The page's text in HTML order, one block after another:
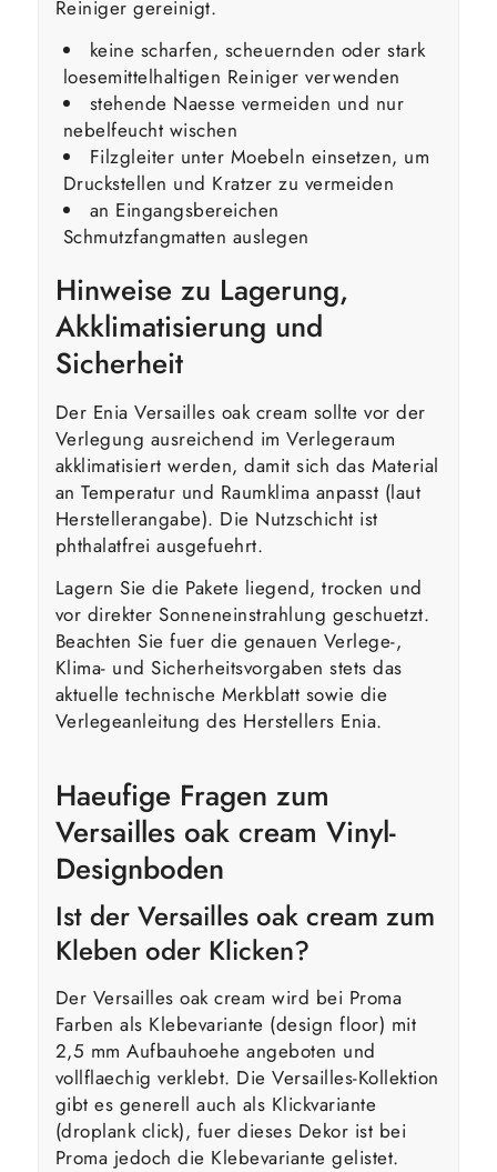
Reiniger gereinigt.
keine scharfen, scheuernden oder stark
loesemittelhaltigen Reiniger verwenden
stehende Naesse vermeiden und nur
nebelfeucht wischen
Filzgleiter unter Moebeln einsetzen, um
Druckstellen und Kratzer zu vermeiden
an Eingangsbereichen
Schmutzfangmatten auslegen
Hinweise zu Lagerung,
Akklimatisierung und
Sicherheit
Der Enia Versailles oak cream sollte vor der
Verlegung ausreichend im Verlegeraum
akklimatisiert werden, damit sich das Material
an Temperatur und Raumklima anpasst (laut
Herstellerangabe). Die Nutzschicht ist
phthalatfrei ausgefuehrt.
Lagern Sie die Pakete liegend, trocken und
vor direkter Sonneneinstrahlung geschuetzt.
Beachten Sie fuer die genauen Verlege-,
Klima- und Sicherheitsvorgaben stets das
aktuelle technische Merkblatt sowie die
Verlegeanleitung des Herstellers Enia.
Haeufige Fragen zum
Versailles oak cream Vinyl-
Designboden
Ist der Versailles oak cream zum
Kleben oder Klicken?
Der Versailles oak cream wird bei Proma
Farben als Klebevariante (design floor) mit
2,5 mm Aufbauhoehe angeboten und
vollflaechig verklebt. Die Versailles-Kollektion
gibt es generell auch als Klickvariante
(droplank click), fuer dieses Dekor ist bei
Proma jedoch die Klebevariante gelistet.